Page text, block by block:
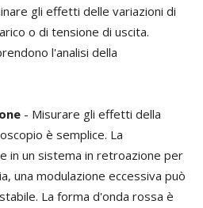
gli effetti delle variazioni di
o di tensione di uscita.
l'analisi della
- Misurare gli effetti della
è semplice. La
in un sistema in retroazione per
una modulazione eccessiva può
La forma d'onda rossa è